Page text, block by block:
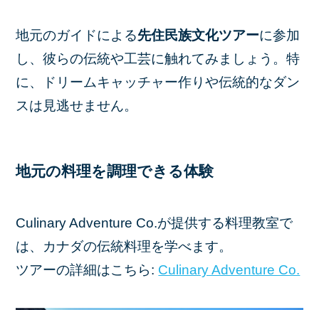
地元のガイドによる先住民族文化ツアーに参加
し、彼らの伝統や工芸に触れてみましょう。特
に、ドリームキャッチャー作りや伝統的なダン
スは見逃せません。
地元の料理を調理できる体験
Culinary Adventure Co.が提供する料理教室で
は、カナダの伝統料理を学べます。
ツアーの詳細はこちら: Culinary Adventure Co.